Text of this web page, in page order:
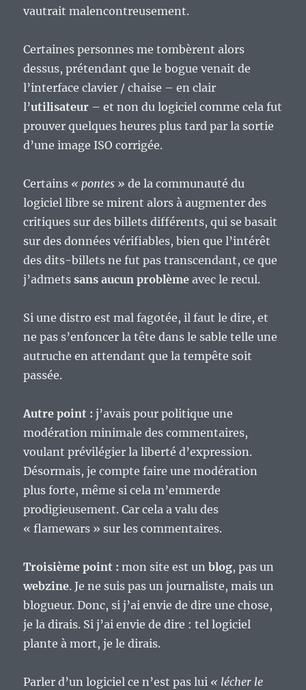
vautrait malencontreusement.
Certaines personnes me tombèrent alors
dessus, prétendant que le bogue venait de
l’interface clavier / chaise – en clair
l’utilisateur – et non du logiciel comme cela fut
prouver quelques heures plus tard par la sortie
d’une image ISO corrigée.
Certains « pontes » de la communauté du
logiciel libre se mirent alors à augmenter des
critiques sur des billets différents, qui se basait
sur des données vérifiables, bien que l’intérêt
des dits-billets ne fut pas transcendant, ce que
j’admetssans aucun problèmeavec le recul.
Si une distro est mal fagotée, il faut le dire, et
ne pas s’enfoncer la tête dans le sable telle une
autruche en attendant que la tempête soit
passée.
Autre point : j’avais pour politique une
modération minimale des commentaires,
voulant prévilégier la liberté d’expression.
Désormais, je compte faire une modération
plus forte, même si cela m’emmerde
prodigieusement. Car cela a valu des
« flamewars » sur les commentaires.
Troisième point : mon site est unblog, pas un
webzine. Je ne suis pas un journaliste, mais un
blogueur. Donc, si j’ai envie de dire une chose,
je la dirais. Si j’ai envie de dire : tel logiciel
plante à mort, je le dirais.
Parler d’un logiciel ce n’est pas lui « lécher le